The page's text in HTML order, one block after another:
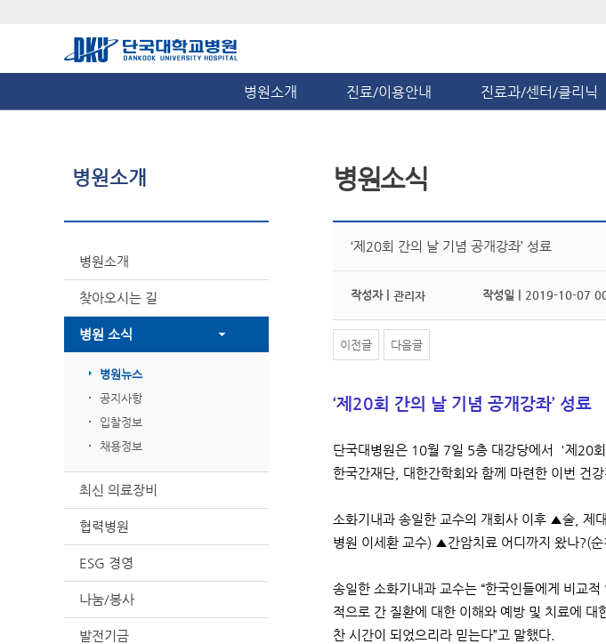
병원소개 진료/이용안내 진료과/센터/클리닉
병원소개
병원소개
찾아오시는 길
병원 소식
병원뉴스
공지사항
입찰정보
채용정보
최신 의료장비
협력병원
ESG 경영
나눔/봉사
발전기금
병원소식
‘제20회 간의 날 기념 공개강좌’ 성료
작성자 | 관리자 작성일 | 2019-10-07
이전글 다음글
‘제20회 간의 날 기념 공개강좌’ 성료
단국대병원은 10월 7일 5층 대강당에서 '제20
한국간재단, 대한간학회와 함께 마련한 이번 건
소화기내과 송일한 교수의 개회사 이후 ▲술, 제
병원 이세환 교수) ▲간암치료 어디까지 왔나?(
송일한 소화기내과 교수는 “한국인들에게 비교
적으로 간 질환에 대한 이해와 예방 및 치료에
찬 시간이 되었으리라 믿는다”고 말했다.